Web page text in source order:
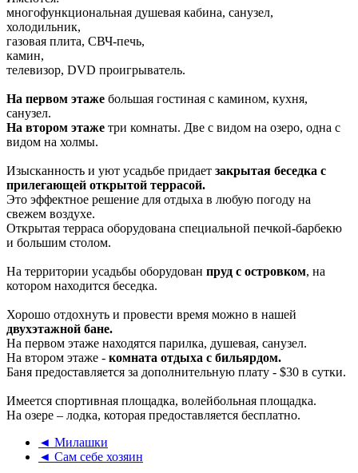
многофункциональная душевая кабина, санузел,
холодильник,
газовая плита, СВЧ-печь,
камин,
телевизор, DVD проигрыватель.
На первом этаже большая гостиная с камином, кухня,
санузел.
На втором этаже три комнаты. Две с видом на озеро, одна с
видом на холмы.
Изысканность и уют усадьбе придает закрытая беседка с
прилегающей открытой террасой.
Это эффектное решение для отдыха в любую погоду на
свежем воздухе.
Открытая терраса оборудована специальной печкой-барбекю
и большим столом.
На территории усадьбы оборудован пруд с островком, на
котором находится беседка.
Хорошо отдохнуть и провести время можно в нашей
двухэтажной бане.
На первом этаже находятся парилка, душевая, санузел.
На втором этаже - комната отдыха с бильярдом.
Баня предоставляется за дополнительную плату - $30 в сутки.
Имеется спортивная площадка, волейбольная площадка.
На озере – лодка, которая предоставляется бесплатно.
◄ Милашки
◄ Сам себе хозяин